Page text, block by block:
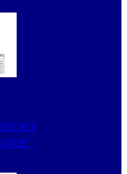
日本少
県支部